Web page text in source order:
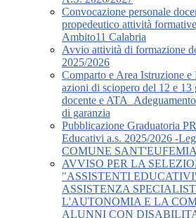
Convocazione personale
propedeutico attività
Ambito11 Calabria
Avvio attività di formazione
2025/2026
Comparto e Area Istruzione e
azioni di sciopero del 12 e 13
docente e
di garanzia
Pubblicazione Graduatoria
Educativi a.s. 2025/2026 -
COMUNE
AVVISO PER LA
"ASSISTENTI
ASSISTENZA
L'AUTONOMIA E LA
ALUNNI CON